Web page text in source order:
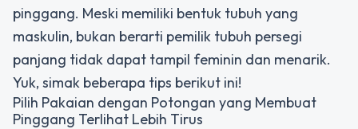
pinggang. Meski memiliki bentuk tubuh yang
maskulin, bukan berarti pemilik tubuh persegi
panjang tidak dapat tampil feminin dan menarik.
Yuk, simak beberapa tips berikut ini!
Pilih Pakaian dengan Potongan yang Membuat
Pinggang Terlihat Lebih Tirus